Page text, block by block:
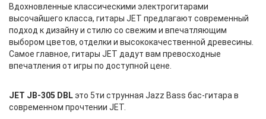
Вдохновленные классическими электрогитарами
высочайшего класса, гитары JET предлагают современный
подход к дизайну и стилю со свежим и впечатляющим
выбором цветов, отделки и высококачественной древесины.
Самое главное, гитары JET дадут вам превосходные
впечатления от игры по доступной цене.
JET JB-305 DBLэто 5ти струнная Jazz Bass бас-гитара в
современном прочтении JET.